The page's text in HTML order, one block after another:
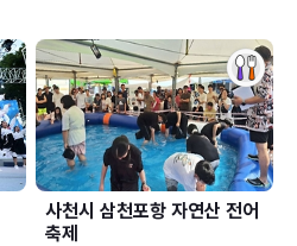
사천시 삼천포항 자연산 전어
축제